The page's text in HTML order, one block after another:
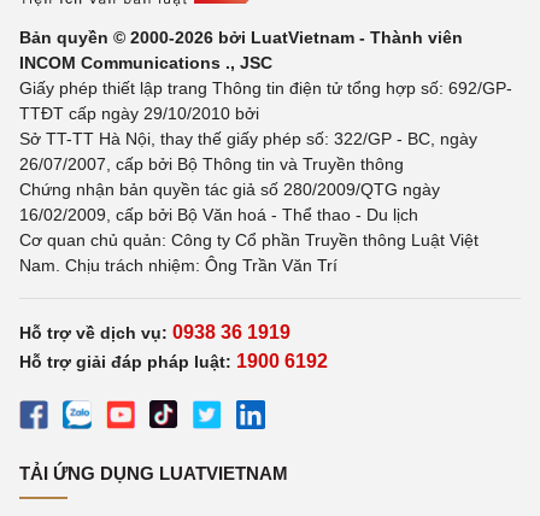
Bản quyền © 2000-2026 bởi LuatVietnam - Thành viên
INCOM Communications ., JSC
Giấy phép thiết lập trang Thông tin điện tử tổng hợp số: 692/GP-
TTĐT cấp ngày 29/10/2010 bởi
Sở TT-TT Hà Nội, thay thế giấy phép số: 322/GP - BC, ngày
26/07/2007, cấp bởi Bộ Thông tin và Truyền thông
Chứng nhận bản quyền tác giả số 280/2009/QTG ngày
16/02/2009, cấp bởi Bộ Văn hoá - Thể thao - Du lịch
Cơ quan chủ quản: Công ty Cổ phần Truyền thông Luật Việt
Nam. Chịu trách nhiệm: Ông Trần Văn Trí
Hỗ trợ về dịch vụ: 0938 36 1919
Hỗ trợ giải đáp pháp luật: 1900 6192
TẢI ỨNG DỤNG LUATVIETNAM